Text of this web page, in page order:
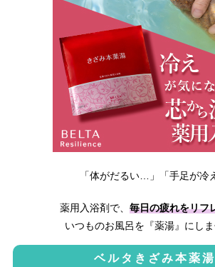
「体がだるい…」「手足が冷
薬用入浴剤で、 毎日の疲れをリフ
いつものお風呂を『薬湯』にし
ベルタきざみ本薬湯